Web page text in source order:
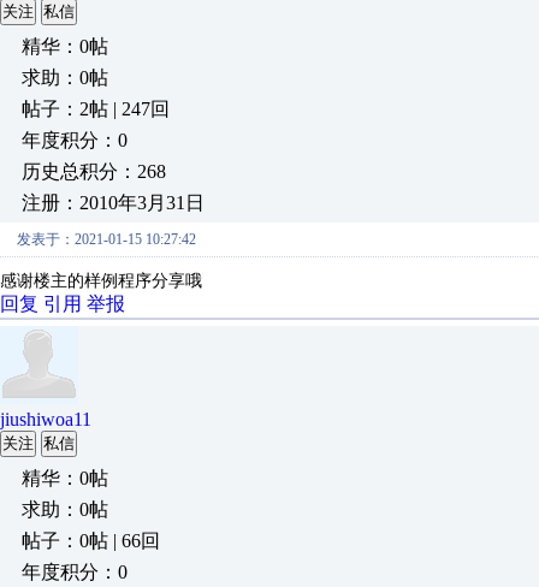
关注 私信
精华：0帖
求助：0帖
帖子：2帖 | 247回
年度积分：0
历史总积分：268
注册：2010年3月31日
发表于：2021-01-15 10:27:42
感谢楼主的样例程序分享哦
回复 引用 举报
jiushiwoa11
关注 私信
精华：0帖
求助：0帖
帖子：0帖 | 66回
年度积分：0